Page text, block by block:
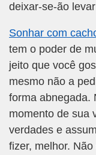
deixar-se-ão
Sonhar com
tem o poder de
jeito que você
mesmo não a
forma abnegada.
momento de sua
verdades e
fizer, melhor.